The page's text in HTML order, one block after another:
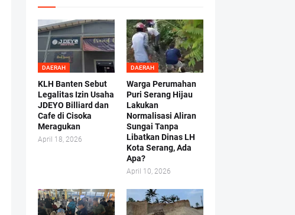
DAERAH
KLH Banten Sebut
Legalitas Izin Usaha
JDEYO Billiard dan
Cafe di Cisoka
Meragukan
April 18, 2026
DAERAH
Warga Perumahan
Puri Serang Hijau
Lakukan
Normalisasi Aliran
Sungai Tanpa
Libatkan Dinas LH
Kota Serang, Ada
Apa?
April 10, 2026